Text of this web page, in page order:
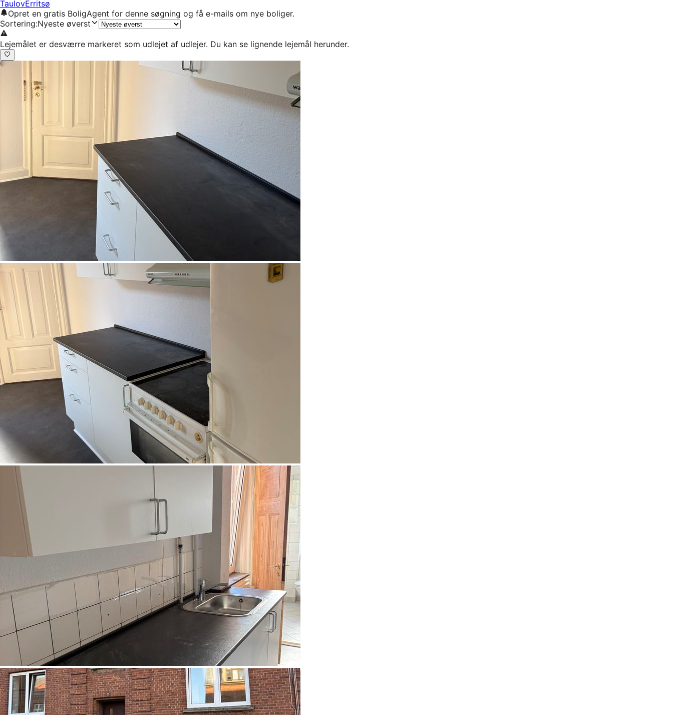
TaulovErritsø
Opret en gratis BoligAgent for denne søgning og få e-mails om nye boliger.
Sortering:Nyeste øverst
Lejemålet er desværre markeret som udlejet af udlejer. Du kan se lignende lejemål herunder.